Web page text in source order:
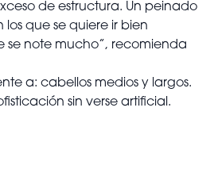
de estructura. Un peinado
que se quiere ir bien
se note mucho”, recomienda
a: cabellos medios y largos.
sin verse artificial.